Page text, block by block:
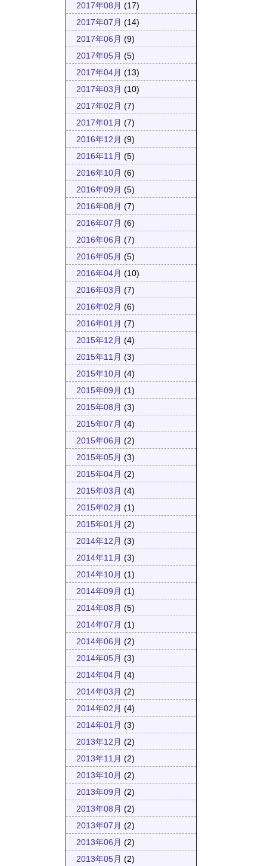
2017年08月 (17)
2017年07月 (14)
2017年06月 (9)
2017年05月 (5)
2017年04月 (13)
2017年03月 (10)
2017年02月 (7)
2017年01月 (7)
2016年12月 (9)
2016年11月 (5)
2016年10月 (6)
2016年09月 (5)
2016年08月 (7)
2016年07月 (6)
2016年06月 (7)
2016年05月 (5)
2016年04月 (10)
2016年03月 (7)
2016年02月 (6)
2016年01月 (7)
2015年12月 (4)
2015年11月 (3)
2015年10月 (4)
2015年09月 (1)
2015年08月 (3)
2015年07月 (4)
2015年06月 (2)
2015年05月 (3)
2015年04月 (2)
2015年03月 (4)
2015年02月 (1)
2015年01月 (2)
2014年12月 (3)
2014年11月 (3)
2014年10月 (1)
2014年09月 (1)
2014年08月 (5)
2014年07月 (1)
2014年06月 (2)
2014年05月 (3)
2014年04月 (4)
2014年03月 (2)
2014年02月 (4)
2014年01月 (3)
2013年12月 (2)
2013年11月 (2)
2013年10月 (2)
2013年09月 (2)
2013年08月 (2)
2013年07月 (2)
2013年06月 (2)
2013年05月 (2)